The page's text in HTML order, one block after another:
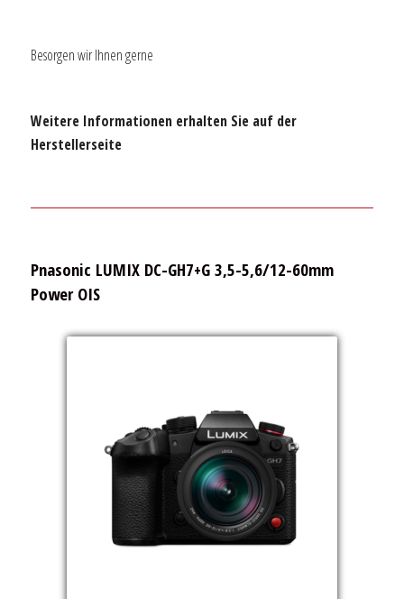
Besorgen wir Ihnen gerne
Weitere Informationen erhalten Sie auf der
Herstellerseite
Pnasonic LUMIX DC-GH7+G 3,5-5,6/12-60mm
Power OIS